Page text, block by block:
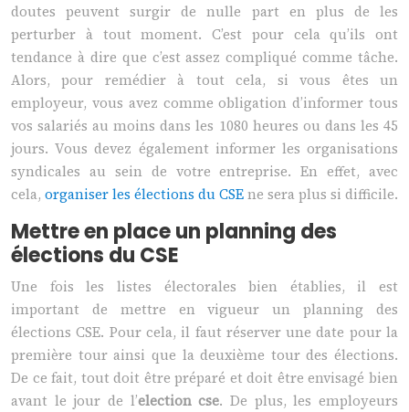
doutes peuvent surgir de nulle part en plus de les
perturber à tout moment. C’est pour cela qu’ils ont
tendance à dire que c’est assez compliqué comme tâche.
Alors, pour remédier à tout cela, si vous êtes un
employeur, vous avez comme obligation d’informer tous
vos salariés au moins dans les 1080 heures ou dans les 45
jours. Vous devez également informer les organisations
syndicales au sein de votre entreprise. En effet, avec
cela, organiser les élections du CSEne sera plus si difficile.
Mettre en place un planning des
élections du CSE
Une fois les listes électorales bien établies, il est
important de mettre en vigueur un planning des
élections CSE. Pour cela, il faut réserver une date pour la
première tour ainsi que la deuxième tour des élections.
De ce fait, tout doit être préparé et doit être envisagé bien
avant le jour de l’election cse. De plus, les employeurs